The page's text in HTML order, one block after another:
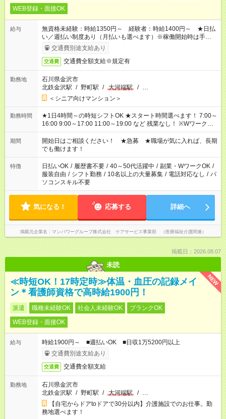
WEB登録・面接OK
給与
無資格未経験：時給1350円～ 経験者：時給1400円～ ★日払
い／週払い制度あり（月払いも選べます）※稼働開始時は手続き
完了次第のお支払いとなります。
交通費別途支給あり
交通費 交通費全額支給※規定有
勤務地
石川県金沢市
北鉄金沢駅 / 野町駅 / 大河端駅 / …
＜シニア向けマンション＞
勤務時間
★1日4時間～の時短シフトOK ★スタート時間選べます！ 7:00～
16:00 9:00～17:00 11:00～19:00 など 残業なし！ ※Wワークの
場合、他のお仕事と合わせ週40時間超の就業はご案内できませ
ん ※法令に基づき、週20時間以上勤務は社会保険への加入対象
となります ※労働者派遣法（日雇い派遣の原則禁止）により、
短時間・短期間の就業はご案内が難しい場合があります
期間
開始日はご相談ください！ ★急募 ★職場が気に入れば、長期
でも働けます！
特徴 日払いOK / 履歴書不要 / 40～50代活躍中 / 副業・WワークOK /
服装自由 / シフト勤務 / 10名以上の大量募集 / 電話対応なし / パ
ソコンスキル不要
気になる！ 応募する 詳細へ
掲載元企業名 マンパワーグループ株式会社 ケアサービス事業部 （医療福祉介護関連）
掲載日：2026.08.07
未読
NEW
≪時短OK！17時定時≫体温・血圧の記録メイ
ン＊看護師資格で高時給1900円！
派遣 職種未経験OK 社会人未経験OK
ブランクOK
WEB登録・面接OK
給与
時給1900円～ ■週払いOK ■日収1万5200円以上
交通費別途支給あり
交通費 交通費全額支給
勤務地
石川県金沢市
北鉄金沢駅 / 野町駅 / 大河端駅 / …
【自宅からドアtoドアで30分以内】介護施設でのお仕事。勤
務地選べます！